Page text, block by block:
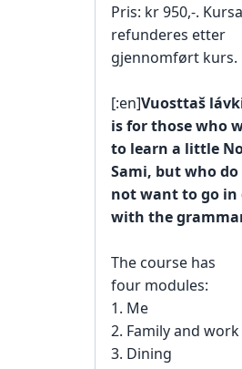
Pris: kr 950,-.
refunderes etter
gjennomført kurs.
[:en]Vuosttaš
is for thosewho
to learn a little
Sami, butwho do
notwant togo in
with the
The course has
four modules:
1. Me
2. Familyand work
3. Dining